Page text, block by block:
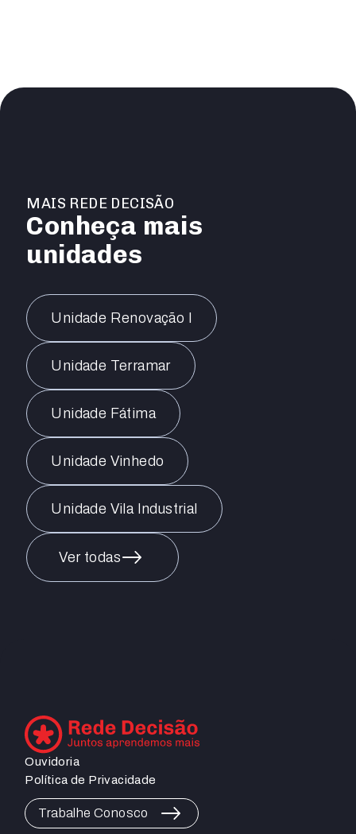
MAIS REDE DECISÃO
Conheça mais
unidades
Unidade Renovação I
Unidade Terramar
Unidade Fátima
Unidade Vinhedo
Unidade Vila Industrial
Ver todas
Ouvidoria
Política de Privacidade
Trabalhe Conosco